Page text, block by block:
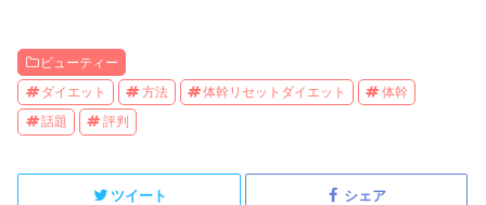
ビューティー
ダイエット
方法 体幹リセットダイエット
体幹
話題
評判
ツイート シェア